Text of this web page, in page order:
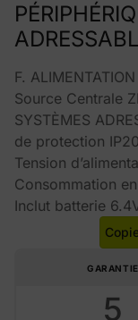
F.
Source Centrale
SYSTÈMES
de protection
Tension
Consommation
Inclut batterie
GARANTIE
5